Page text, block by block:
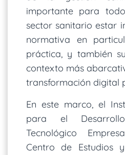
importante para
sector sanitario estar
normativa en
práctica, y también
contexto más
transformación digital
En este marco, el
para el
Tecnológico
Centro de Estudios